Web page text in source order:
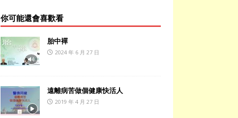
你可能還會喜歡看
胎中襌
2024 年 6 月 27 日
遠離病苦做個健康快活人
2019 年 4 月 27 日